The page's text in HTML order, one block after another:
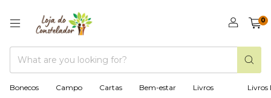
0
Bonecos Campo Cartas Bem-estar Livros Livros